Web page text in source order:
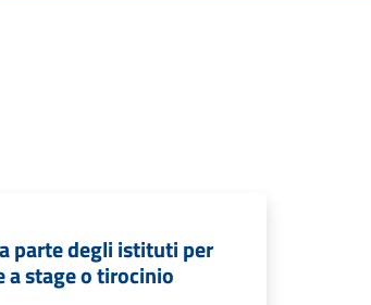
parte degli istituti per
a stage o tirocinio